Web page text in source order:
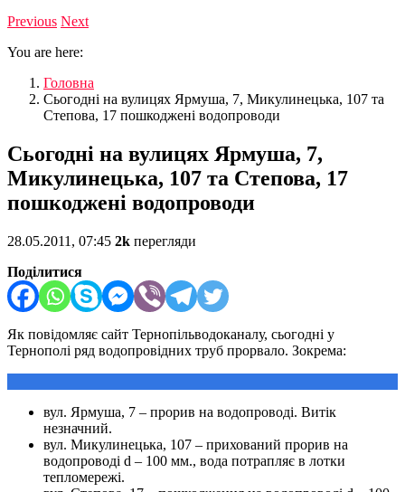
Previous Next
You are here:
Головна
Сьогодні на вулицях Ярмуша, 7, Микулинецька, 107 та
Степова, 17 пошкоджені водопроводи
Сьогодні на вулицях Ярмуша, 7,
Микулинецька, 107 та Степова, 17
пошкоджені водопроводи
28.05.2011, 07:45 2k перегляди
Поділитися
Як повідомляє сайт Тернопільводоканалу, сьогодні у
Тернополі ряд водопровідних труб прорвало. Зокрема:
вул. Ярмуша, 7 – прорив на водопроводі. Витік
незначний.
вул. Микулинецька, 107 – прихований прорив на
водопроводі d – 100 мм., вода потрапляє в лотки
тепломережі.